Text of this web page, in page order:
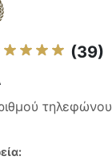
(39)
τηλεφώνου